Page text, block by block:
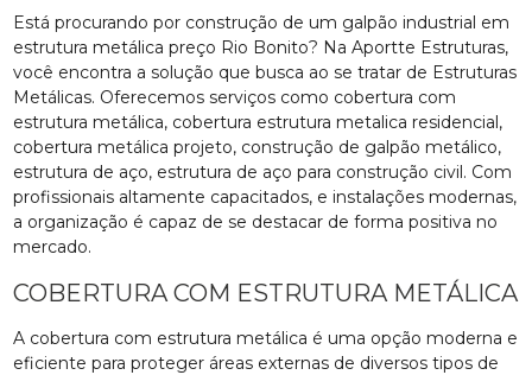
Está procurando por construção de um galpão industrial em
estrutura metálica preço Rio Bonito? Na Aportte Estruturas,
você encontra a solução que busca ao se tratar de Estruturas
Metálicas. Oferecemos serviços como cobertura com
estrutura metálica, cobertura estrutura metalica residencial,
cobertura metálica projeto, construção de galpão metálico,
estrutura de aço, estrutura de aço para construção civil. Com
profissionais altamente capacitados, e instalações modernas,
a organização é capaz de se destacar de forma positiva no
mercado.
COBERTURA COM ESTRUTURA METÁLICA
A cobertura com estrutura metálica é uma opção moderna e
eficiente para proteger áreas externas de diversos tipos de